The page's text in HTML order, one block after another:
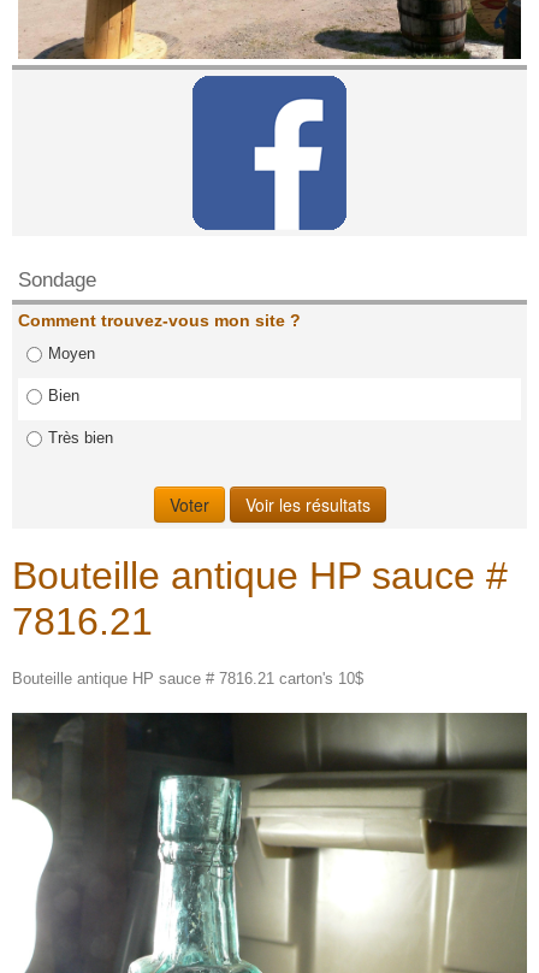
Sondage
Comment trouvez-vous mon site ?
Moyen
Bien
Très bien
Bouteille antique HP sauce #
7816.21
Bouteille antique HP sauce # 7816.21 carton's 10$